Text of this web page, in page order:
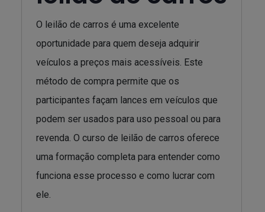
O leilão de carros é uma excelente
oportunidade para quem deseja adquirir
veículos a preços mais acessíveis. Este
método de compra permite que os
participantes façam lances em veículos que
podem ser usados para uso pessoal ou para
revenda. O curso de leilão de carros oferece
uma formação completa para entender como
funciona esse processo e como lucrar com
ele.